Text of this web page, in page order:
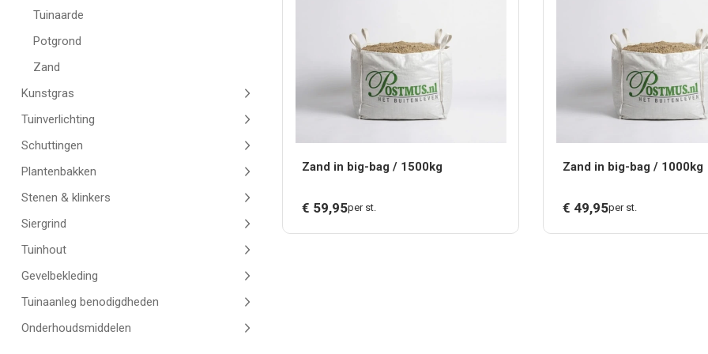
Tuinaarde
Potgrond
Zand
Kunstgras
Tuinverlichting
Schuttingen
Plantenbakken
Stenen & klinkers
Siergrind
Tuinhout
Gevelbekleding
Tuinaanleg benodigdheden
Onderhoudsmiddelen
Zand in big-bag / 1500kg
€ 59,95per st.
Zand in big-bag / 1000kg
€ 49,95per st.